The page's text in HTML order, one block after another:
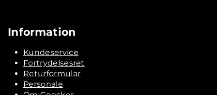
Information
Kundeservice
Fortrydelsesret
Returformular
Personale